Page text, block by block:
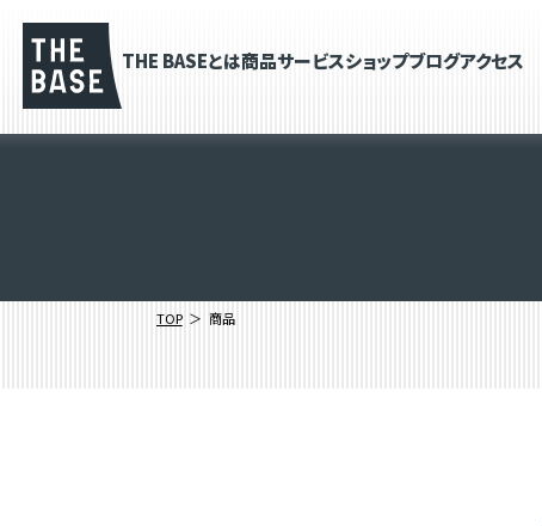
THE BASEとは商品サービスショップブログアクセス
TOP 商品